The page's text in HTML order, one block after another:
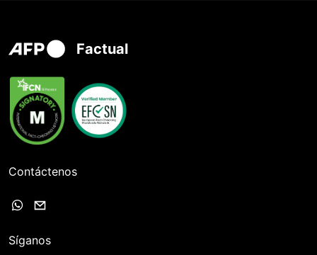
Factual
Contáctenos
Síganos